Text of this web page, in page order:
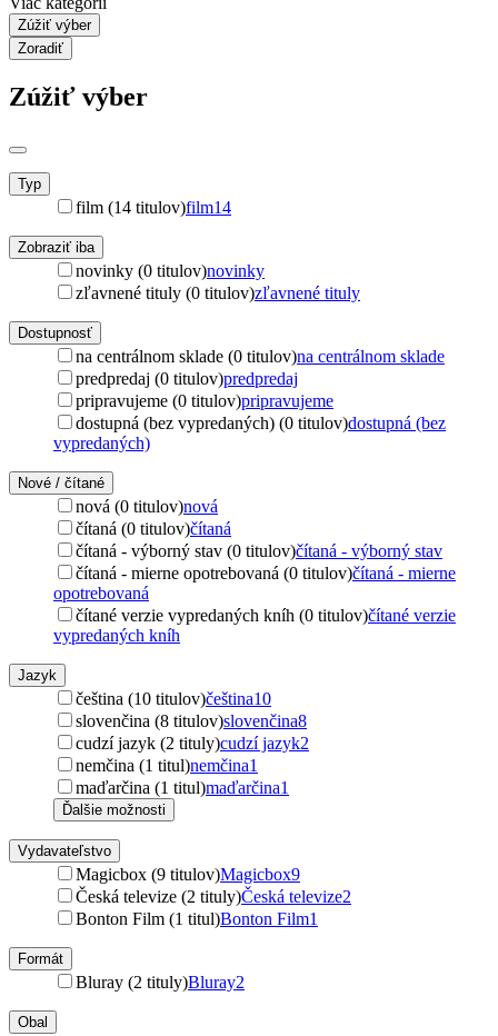
Zúžiť výber
Zoradiť
Zúžiť výber
Typ
film (14 titulov)film14
Zobraziť iba
novinky (0 titulov)novinky
zľavnené tituly (0 titulov)zľavnené tituly
Dostupnosť
na centrálnom sklade (0 titulov)na centrálnom sklade
predpredaj (0 titulov)predpredaj
pripravujeme (0 titulov)pripravujeme
dostupná (bez vypredaných) (0 titulov)dostupná (bez
vypredaných)
Nové / čítané
nová (0 titulov)nová
čítaná (0 titulov)čítaná
čítaná - výborný stav (0 titulov)čítaná - výborný stav
čítaná - mierne opotrebovaná (0 titulov)čítaná - mierne
opotrebovaná
čítané verzie vypredaných kníh (0 titulov)čítané verzie
vypredaných kníh
Jazyk
čeština (10 titulov)čeština10
slovenčina (8 titulov)slovenčina8
cudzí jazyk (2 tituly)cudzí jazyk2
nemčina (1 titul)nemčina1
maďarčina (1 titul)maďarčina1
Ďalšie možnosti
Vydavateľstvo
Magicbox (9 titulov)Magicbox9
Česká televize (2 tituly)Česká televize2
Bonton Film (1 titul)Bonton Film1
Formát
Bluray (2 tituly)Bluray2
Obal